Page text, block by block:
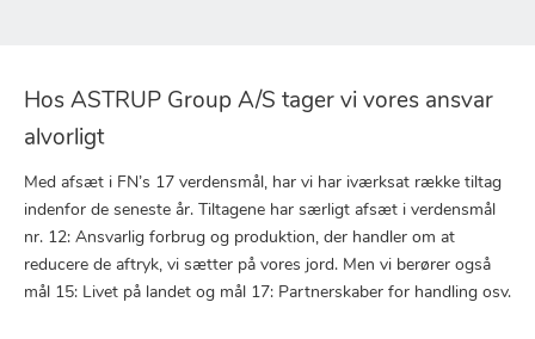
Hos ASTRUP Group A/S tager vi vores ansvar
alvorligt
Med afsæt i FN’s 17 verdensmål, har vi har iværksat række tiltag
indenfor de seneste år. Tiltagene har særligt afsæt i verdensmål
nr. 12: Ansvarlig forbrug og produktion, der handler om at
reducere de aftryk, vi sætter på vores jord. Men vi berører også
mål 15: Livet på landet og mål 17: Partnerskaber for handling osv.